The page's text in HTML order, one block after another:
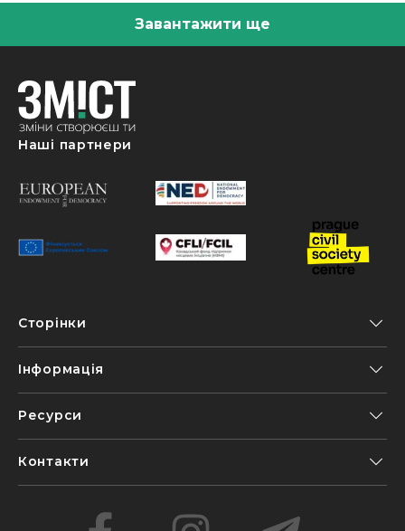
Завантажити ще
Наші партнери
Сторінки
Інформація
Ресурси
Контакти